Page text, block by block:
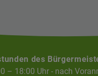
des
– 18:00 Uhr - nach